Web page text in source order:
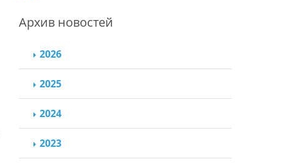
Архив новостей
2026
2025
2024
2023